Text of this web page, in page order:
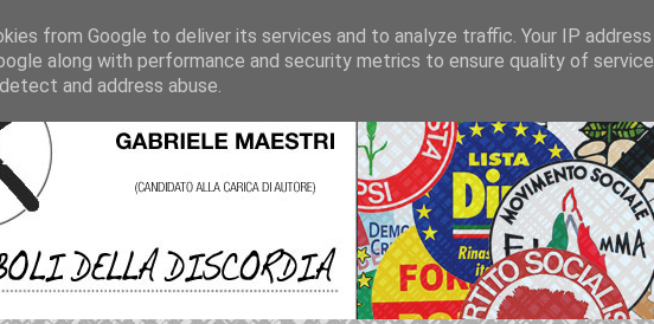
from Google to deliver its services and to analyze traffic. Your IP
along with performance and security metrics to ensure quality of
and address abuse.